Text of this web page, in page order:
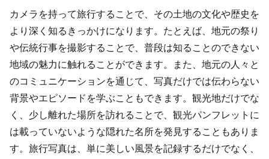
カメラを持って旅行することで、その土地の文化や歴史を
より深く知るきっかけになります。たとえば、地元の祭り
や伝統行事を撮影することで、普段は知ることのできない
地域の魅力に触れることができます。また、地元の人々と
のコミュニケーションを通じて、写真だけでは伝わらない
背景やエピソードを学ぶこともできます。観光地だけでな
く、少し離れた場所を訪れることで、観光パンフレットに
は載っていないような隠れた名所を発見することもありま
す。旅行写真は、単に美しい風景を記録するだけでなく、